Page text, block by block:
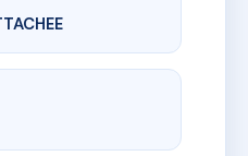
Foy
sur-Seine